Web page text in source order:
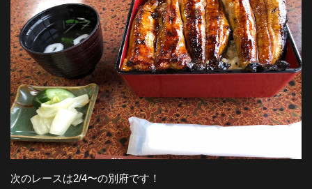
次のレースは2/4〜の別府です！